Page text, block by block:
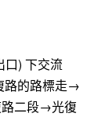
口) 下交流
路的路標走→
二段→光復